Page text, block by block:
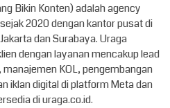
Bikin Konten) adalah agency
2020 dengan kantor pusat di
dan Surabaya. Uraga
dengan layanan mencakup lead
KOL, pengembangan
iklan digital di platform Meta dan
di uraga.co.id.